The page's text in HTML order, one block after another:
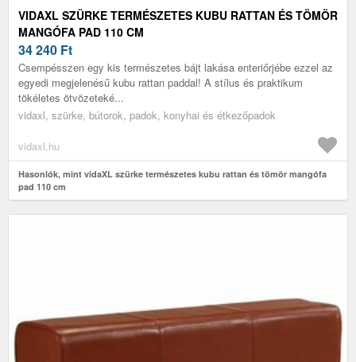
VIDAXL SZÜRKE TERMÉSZETES KUBU RATTAN ÉS TÖMÖR
MANGÓFA PAD 110 CM
34 240 Ft
Csempésszen egy kis természetes bájt lakása enteriőrjébe ezzel az
egyedi megjelenésű kubu rattan paddal! A stílus és praktikum
tökéletes ötvözeteké...
vidaxl, szürke, bútorok, padok, konyhai és étkezőpadok
vidaxl.hu
Hasonlók, mint vidaXL szürke természetes kubu rattan és tömör mangófa
pad 110 cm